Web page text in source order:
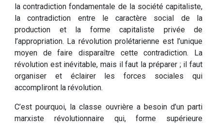
la contradiction fondamentale de la société capitaliste,
la contradiction entre le caractère social de la
production et la forme capitaliste privée de
l’appropriation. La révolution prolétarienne est l’unique
moyen de faire disparaître cette contradiction. La
révolution est inévitable, mais il faut la préparer ; il faut
organiser et éclairer les forces sociales qui
accompliront la révolution.
C’est pourquoi, la classe ouvrière a besoin d’un parti
marxiste révolutionnaire qui, forme supérieure